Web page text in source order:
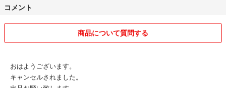
コメント
商品について質問する
おはようございます。
キャンセルされました。